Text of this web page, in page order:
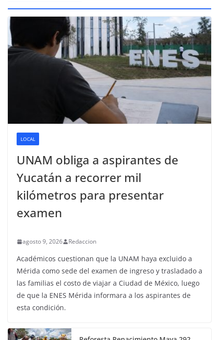
LOCAL
UNAM obliga a aspirantes de
Yucatán a recorrer mil
kilómetros para presentar
examen
agosto 9, 2026 Redaccion
Académicos cuestionan que la UNAM haya excluido a
Mérida como sede del examen de ingreso y trasladado a
las familias el costo de viajar a Ciudad de México, luego
de que la ENES Mérida informara a los aspirantes de
esta condición.